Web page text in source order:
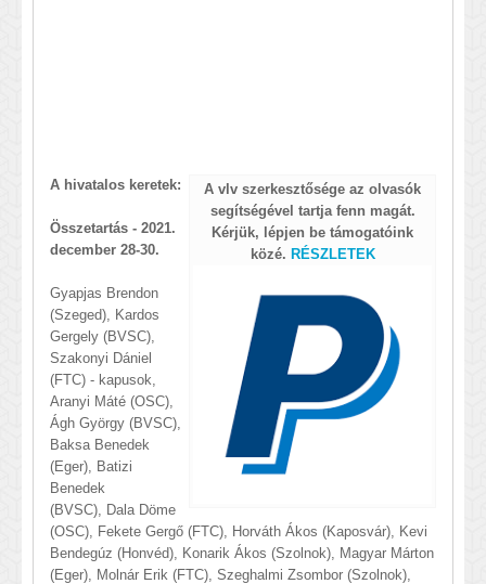
A vlv szerkesztősége az olvasók
segítségével tartja fenn magát.
Kérjük, lépjen be támogatóink
közé. RÉSZLETEK
A hivatalos keretek:
Összetartás - 2021.
december 28-30.
Gyapjas Brendon
(Szeged), Kardos
Gergely (BVSC),
Szakonyi Dániel
(FTC) - kapusok,
Aranyi Máté (OSC),
Ágh György (BVSC),
Baksa Benedek
(Eger), Batizi
Benedek
(BVSC), Dala Döme
(OSC), Fekete Gergő (FTC), Horváth Ákos (Kaposvár), Kevi
Bendegúz (Honvéd), Konarik Ákos (Szolnok), Magyar Márton
(Eger), Molnár Erik (FTC), Szeghalmi Zsombor (Szolnok),